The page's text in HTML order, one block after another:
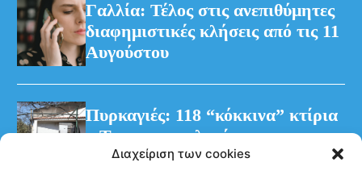
Διαχείριση των cookies
Γαλλία: Τέλος στις ανεπιθύμητες
διαφημιστικές κλήσεις από τις 11
Αυγούστου
Πυρκαγιές: 118 “κόκκινα” κτίρια
– Τρεις προφυλακίσεις για τη
φωτιά στη Βοιωτία